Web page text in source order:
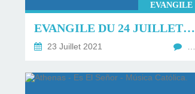
EVANGILE
EVANGILE DU 24 JUILLET 2021.
23 Juillet 2021